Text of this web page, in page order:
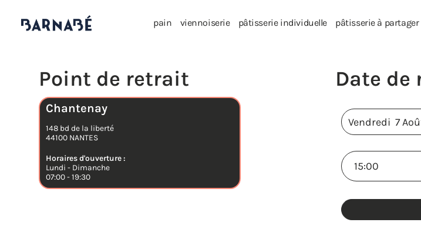
pain viennoiserie pâtisserie individuelle pâtisserie à partager
Chantenay
148 bd de la liberté
44100 NANTES
Horaires d'ouverture :
Lundi - Dimanche
07:00 - 19:30